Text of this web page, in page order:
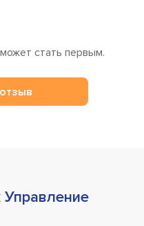
стать первым.
Управление